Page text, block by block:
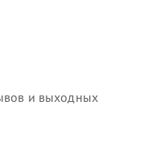
и выходных